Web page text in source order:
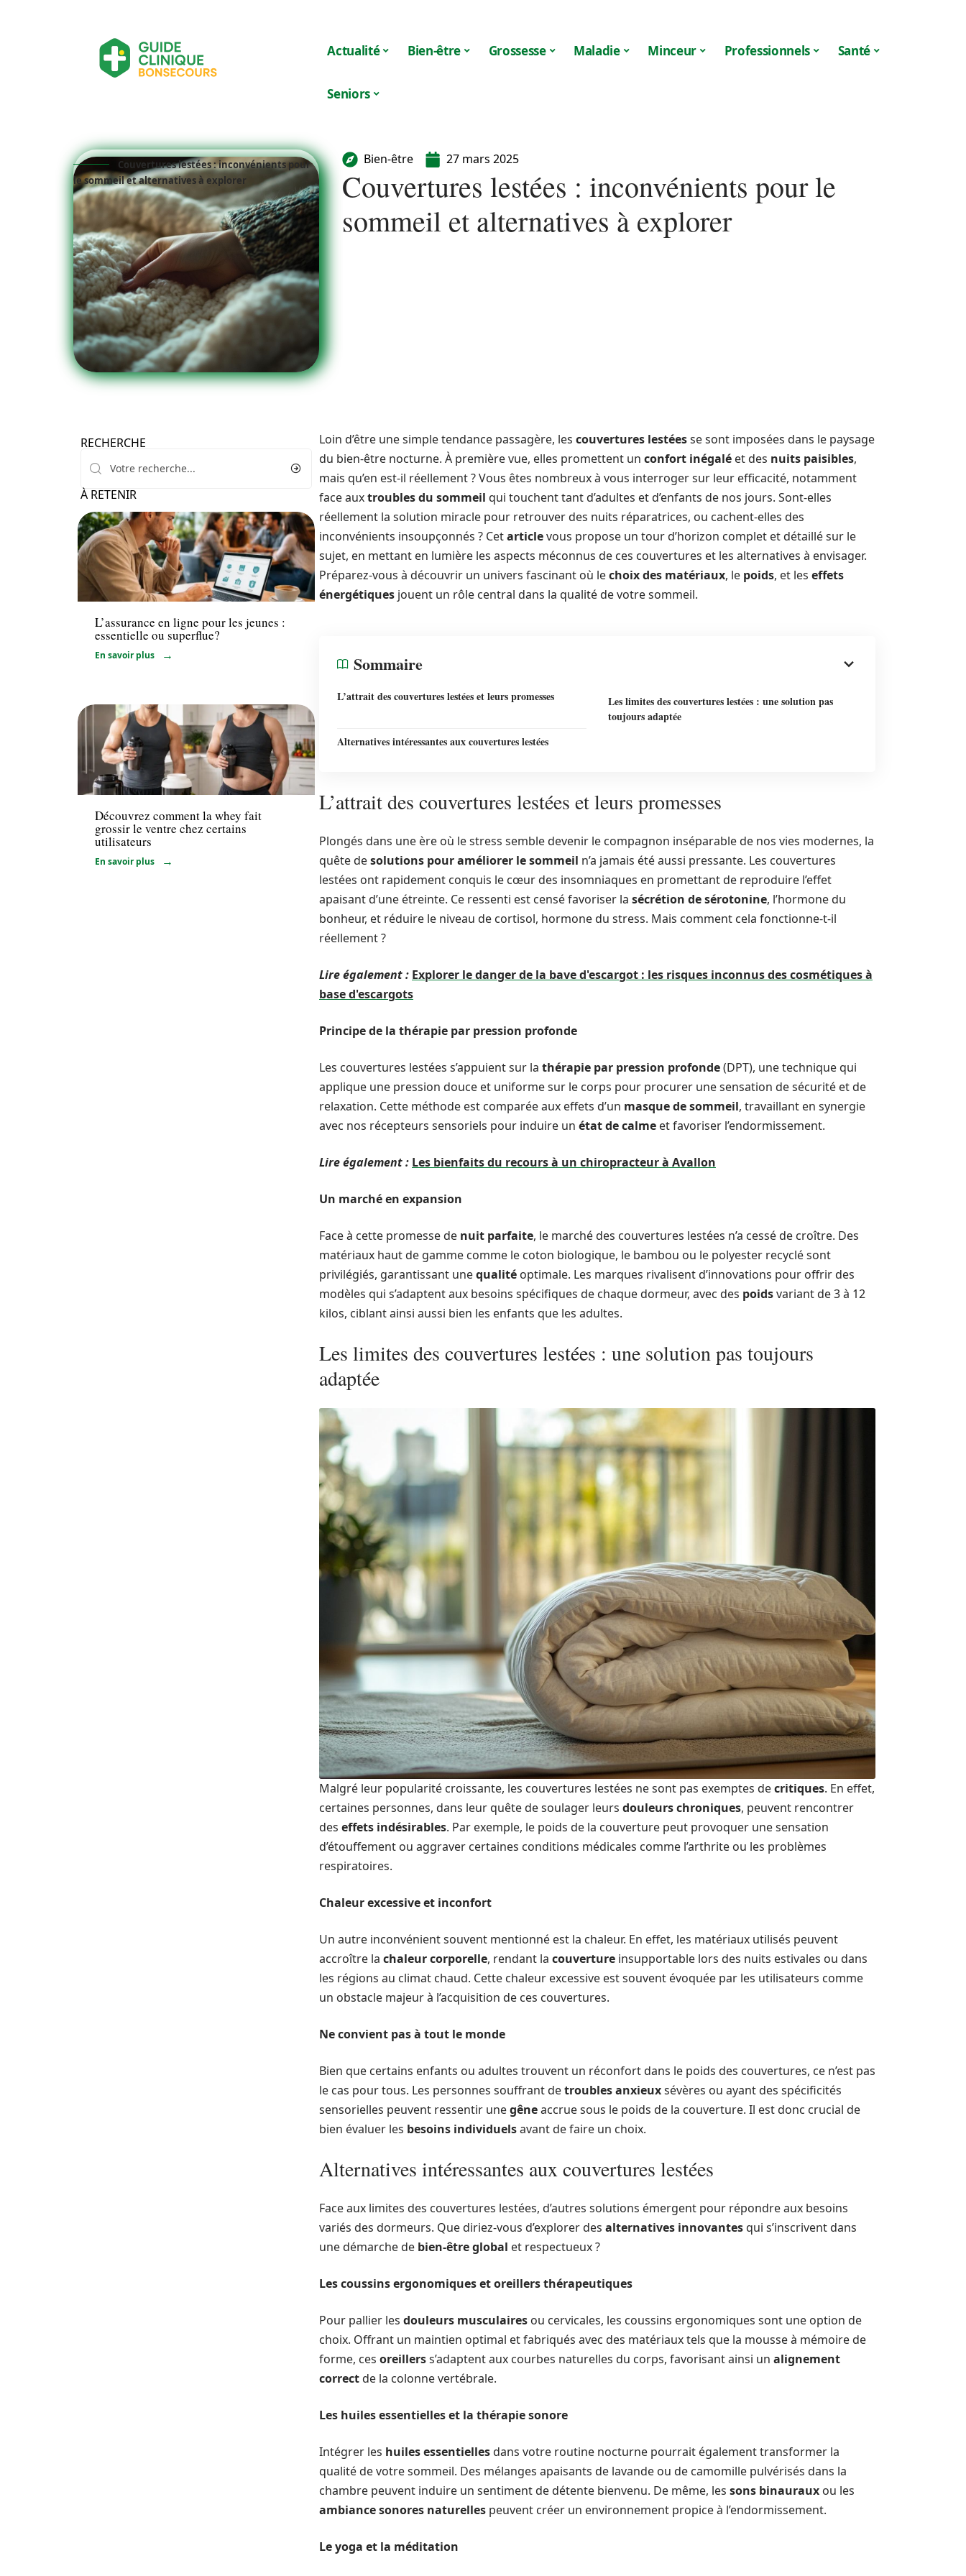
Actualité Bien-être Grossesse Maladie Minceur Professionnels Santé
Seniors
Couvertures lestées : inconvénients pour
le sommeil et alternatives à explorer
Bien-être 27 mars 2025
Couvertures lestées : inconvénients pour le
sommeil et alternatives à explorer
RECHERCHE
À RETENIR
Santé
L’assurance en ligne pour les jeunes :
essentielle ou superflue?
En savoir plus
Minceur
Découvrez comment la whey fait
grossir le ventre chez certains
utilisateurs
En savoir plus
Loin d’être une simple tendance passagère, les couvertures lestéesse sont imposées dans le paysage
du bien-être nocturne. À première vue, elles promettent un confort inégalé et des nuits paisibles,
mais qu’en est-il réellement ? Vous êtes nombreux à vous interroger sur leur efficacité, notamment
face auxtroubles du sommeil qui touchent tant d’adultes et d’enfants de nos jours. Sont-elles
réellement la solution miracle pour retrouver des nuits réparatrices, ou cachent-elles des
inconvénients insoupçonnés ? Cetarticlevous propose un tour d’horizon complet et détaillé sur le
sujet, en mettant en lumière les aspects méconnus de ces couvertures et les alternatives à envisager.
Préparez-vous à découvrir un univers fascinant où lechoix des matériaux, le poids, et les effets
énergétiques jouent un rôle central dans la qualité de votre sommeil.
Sommaire
L’attrait des couvertures lestées et leurs promesses
Les limites des couvertures lestées : une solution pas
toujours adaptée
Alternatives intéressantes aux couvertures lestées
L’attrait des couvertures lestées et leurs promesses
Plongés dans une ère où le stress semble devenir le compagnon inséparable de nos vies modernes, la
quête desolutions pour améliorer le sommeil n’a jamais été aussi pressante. Les couvertures
lestées ont rapidement conquis le cœur des insomniaques en promettant de reproduire l’effet
apaisant d’une étreinte. Ce ressenti est censé favoriser la sécrétion de sérotonine, l’hormone du
bonheur, et réduire le niveau de cortisol, hormone du stress. Mais comment cela fonctionne-t-il
réellement ?
Lire également : Explorer le danger de la bave d'escargot : les risques inconnus des cosmétiques à
base d'escargots
Principe de la thérapie par pression profonde
Les couvertures lestées s’appuient sur la thérapie par pression profonde(DPT), une technique qui
applique une pression douce et uniforme sur le corps pour procurer une sensation de sécurité et de
relaxation. Cette méthode est comparée aux effets d’un masque de sommeil, travaillant en synergie
avec nos récepteurs sensoriels pour induire un état de calme et favoriser l’endormissement.
Lire également : Les bienfaits du recours à un chiropracteur à Avallon
Un marché en expansion
Face à cette promesse de nuit parfaite, le marché des couvertures lestées n’a cessé de croître. Des
matériaux haut de gamme comme le coton biologique, le bambou ou le polyester recyclé sont
privilégiés, garantissant unequalité optimale. Les marques rivalisent d’innovations pour offrir des
modèles qui s’adaptent aux besoins spécifiques de chaque dormeur, avec des poidsvariant de 3 à 12
kilos, ciblant ainsi aussi bien les enfants que les adultes.
Les limites des couvertures lestées : une solution pas toujours
adaptée
Malgré leur popularité croissante, les couvertures lestées ne sont pas exemptes decritiques. En effet,
certaines personnes, dans leur quête de soulager leurs douleurs chroniques, peuvent rencontrer
des effets indésirables. Par exemple, le poids de la couverture peut provoquer une sensation
d’étouffement ou aggraver certaines conditions médicales comme l’arthrite ou les problèmes
respiratoires.
Chaleur excessive et inconfort
Un autre inconvénient souvent mentionné est la chaleur. En effet, les matériaux utilisés peuvent
accroître la chaleur corporelle, rendant la couverture insupportable lors des nuits estivales ou dans
les régions au climat chaud. Cette chaleur excessive est souvent évoquée par les utilisateurs comme
un obstacle majeur à l’acquisition de ces couvertures.
Ne convient pas à tout le monde
Bien que certains enfants ou adultes trouvent un réconfort dans le poids des couvertures, ce n’est pas
le cas pour tous. Les personnes souffrant detroubles anxieuxsévères ou ayant des spécificités
sensorielles peuvent ressentir unegêneaccrue sous le poids de la couverture. Il est donc crucial de
bien évaluer les besoins individuelsavant de faire un choix.
Alternatives intéressantes aux couvertures lestées
Face aux limites des couvertures lestées, d’autres solutions émergent pour répondre aux besoins
variés des dormeurs. Que diriez-vous d’explorer des alternatives innovantesqui s’inscrivent dans
une démarche de bien-être global et respectueux ?
Les coussins ergonomiques et oreillers thérapeutiques
Pour pallier les douleurs musculaires ou cervicales, les coussins ergonomiques sont une option de
choix. Offrant un maintien optimal et fabriqués avec des matériaux tels que la mousse à mémoire de
forme, ces oreillerss’adaptent aux courbes naturelles du corps, favorisant ainsi un alignement
correctde la colonne vertébrale.
Les huiles essentielles et la thérapie sonore
Intégrer les huiles essentiellesdans votre routine nocturne pourrait également transformer la
qualité de votre sommeil. Des mélanges apaisants de lavande ou de camomille pulvérisés dans la
chambre peuvent induire un sentiment de détente bienvenu. De même, les sons binauraux ou les
ambiance sonores naturelles peuvent créer un environnement propice à l’endormissement.
Le yoga et la méditation